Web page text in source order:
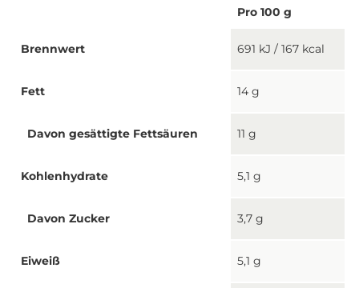
Pro 100 g
Brennwert 691 kJ / 167 kcal
Fett 14 g
Davon gesättigte Fettsäuren 11 g
Kohlenhydrate 5,1 g
Davon Zucker 3,7 g
Eiweiß 5,1 g